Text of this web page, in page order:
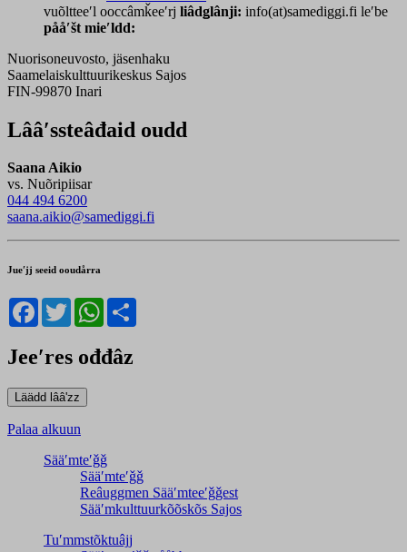
vuõltteeʹl ooccâmǩeeʹrj liâdǥlânji: info(at)samediggi.fi leʹbe
pååʹšt mieʹldd:
Nuorisoneuvosto, jäsenhaku
Saamelaiskulttuurikeskus Sajos
FIN-99870 Inari
Lââʹssteâđaid oudd
Saana Aikio
vs. Nuõripiisar
044 494 6200
saana.aikio@samediggi.fi
Jueʹjj seeid ooudårra
Facebook
TwitterWhatsApp
Jeeʹres ođđâz
Palaa alkuun
Sääʹmteʹǧǧ
Sääʹmteʹǧǧ
Reâuggmen Sääʹmteeʹǧǧest
Sääʹmkulttuurkõõskõs Sajos
Tuʹmmstõktuâjj